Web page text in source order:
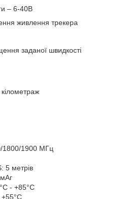
– 6-40В
живлення трекера
заданої швидкості
кілометраж
1800/1900 МГц
5 метрів
- +85°C